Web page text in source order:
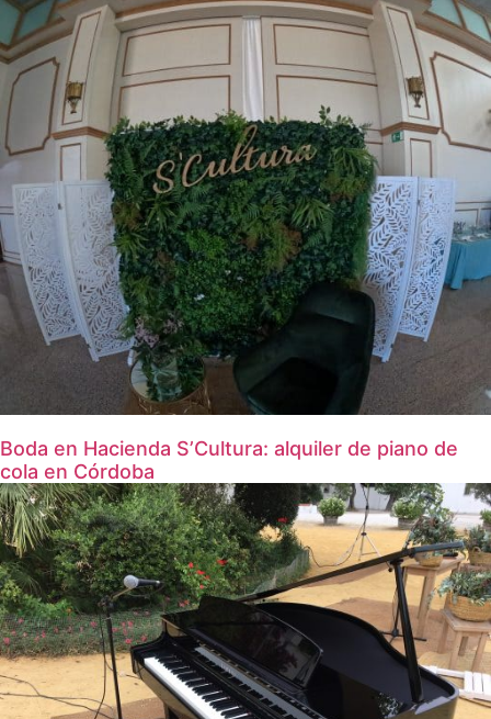
Boda en Hacienda S’Cultura: alquiler de piano de
cola en Córdoba